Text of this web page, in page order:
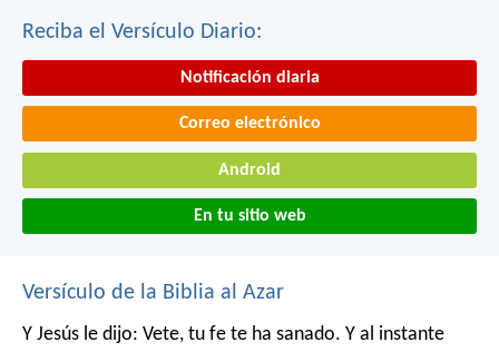
Reciba el Versículo Diario:
Notificación diaria
Correo electrónico
Android
En tu sitio web
Versículo de la Biblia al Azar
Y Jesús le dijo: Vete, tu fe te ha sanado. Y al instante